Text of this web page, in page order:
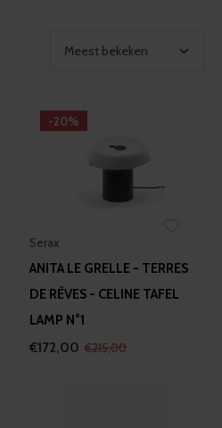
-20%
Serax
ANITA LE GRELLE - TERRES
DE RÊVES - CELINE TAFEL
LAMP N°1
€172,00 €215,00